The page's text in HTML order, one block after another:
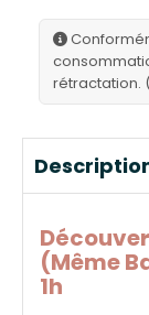
rétractation.
(Même
1h